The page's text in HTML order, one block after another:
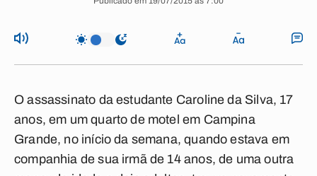
O assassinato da estudante Caroline da Silva, 17
anos, em um quarto de motel em Campina
Grande, no início da semana, quando estava em
companhia de sua irmã de 14 anos, de uma outra